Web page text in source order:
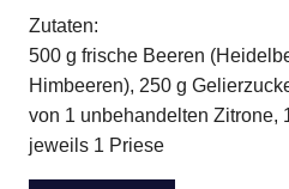
Zutaten:
500 g frische Beeren
Himbeeren), 250 g
von 1 unbehandelten Zitrone,
jeweils 1 Priese